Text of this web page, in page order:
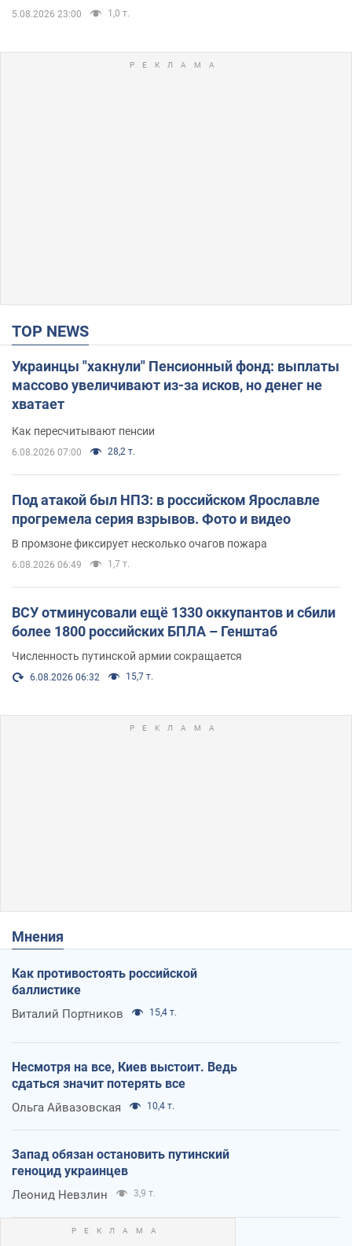
5.08.2026 23:00 1,0 т.
TOP NEWS
Украинцы "хакнули" Пенсионный фонд: выплаты
массово увеличивают из-за исков, но денег не
хватает
Как пересчитывают пенсии
6.08.2026 07:00 28,2 т.
Под атакой был НПЗ: в российском Ярославле
прогремела серия взрывов. Фото и видео
В промзоне фиксирует несколько очагов пожара
6.08.2026 06:49 1,7 т.
ВСУ отминусовали ещё 1330 оккупантов и сбили
более 1800 российских БПЛА – Генштаб
Численность путинской армии сокращается
6.08.2026 06:32 15,7 т.
Мнения
Как противостоять российской
баллистике
Виталий Портников 15,4 т.
Несмотря на все, Киев выстоит. Ведь
сдаться значит потерять все
Ольга Айвазовская 10,4 т.
Запад обязан остановить путинский
геноцид украинцев
Леонид Невзлин 3,9 т.